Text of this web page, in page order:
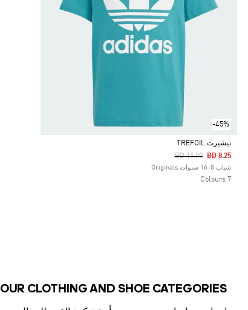
-45%
Selected
تيشيرت TREFOIL
Price Reduced From
BD 15.00ToBD 8.25
شباب 8-16 سنوات Originals
7 Colours
OUR CLOTHING AND SHOE CATEGORIES